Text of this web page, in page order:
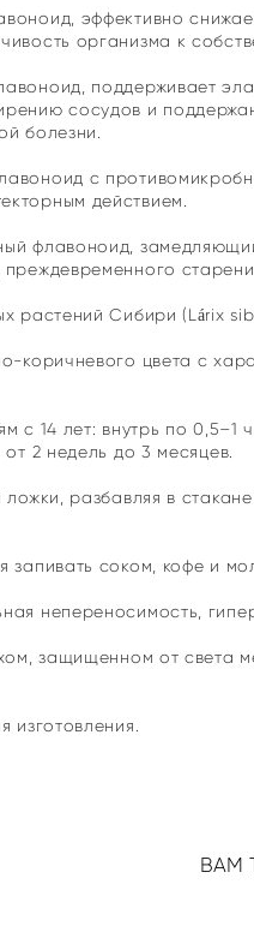
эффективно
организма к
поддерживает
сосудов и
болезни.
с
действием.
флавоноид,
растений Сибири (Lárix
коричневого цвета с
с 14 лет: внутрь по
2 недель до 3 месяцев.
разбавляя в
запивать соком, кофе и
непереносимость,
защищенном от света
изготовления.
ВАМ